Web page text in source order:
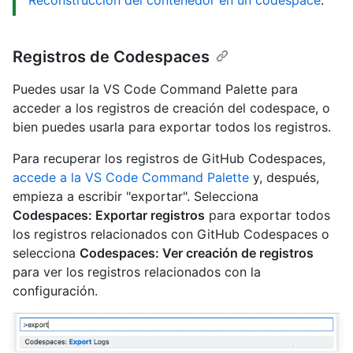
Registros de Codespaces
Puedes usar la VS Code Command Palette para
acceder a los registros de creación del codespace, o
bien puedes usarla para exportar todos los registros.
Para recuperar los registros de GitHub Codespaces,
accede a la VS Code Command Palette y, después,
empieza a escribir "exportar". Selecciona
Codespaces: Exportar registros para exportar todos
los registros relacionados con GitHub Codespaces o
selecciona Codespaces: Ver creación de registros
para ver los registros relacionados con la
configuración.